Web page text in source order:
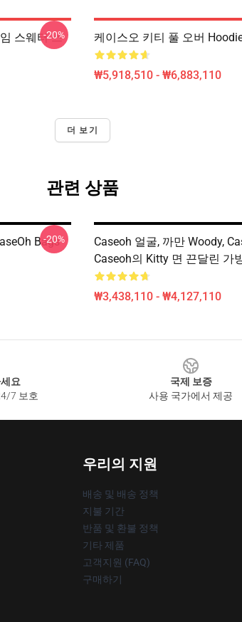
스웨터 스
-20% 케이스오 키티 풀 오버
₩5,918,510 - ₩6,883,110
더 보기
관련 상품
Bags
-20%
Caseoh 얼굴, 까만 Woody,
Caseoh의 Kitty 면 끈달린 가
₩3,438,110 - ₩4,127,110
요
7 보호
국제 보증
사용 국가에서 제공
우리의 지원
배송 및 배송 정책
지불 기간
반품 및 환불 정책
기타 제품
고객지원 (FAQ)
구매하기